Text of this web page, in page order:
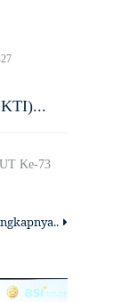
Ke-73